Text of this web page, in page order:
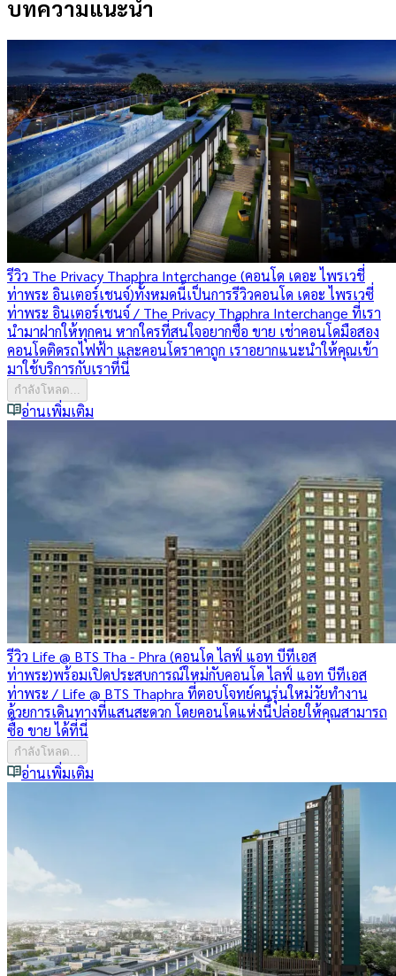
บทความแนะนำ
รีวิว The Privacy Thaphra Interchange (คอนโด เดอะ ไพรเวชี่
ท่าพระ อินเตอร์เชนจ์)ทั้งหมดนี้เป็นการรีวิวคอนโด เดอะ ไพรเวซี่
ท่าพระ อินเตอร์เชนจ์ / The Privacy Thaphra Interchange ที่เรา
นำมาฝากให้ทุกคน หากใครที่สนใจอยากซื้อ ขาย เช่าคอนโดมือสอง
คอนโดติดรถไฟฟ้า และคอนโดราคาถูก เราอยากแนะนำให้คุณเข้า
มาใช้บริการกับเราที่นี่
กำลังโหลด...
อ่านเพิ่มเติม
รีวิว Life @ BTS Tha - Phra (คอนโด ไลฟ์ แอท บีทีเอส
ท่าพระ)พร้อมเปิดประสบการณ์ใหม่กับคอนโด ไลฟ์ แอท บีทีเอส
ท่าพระ / Life @ BTS Thaphra ที่ตอบโจทย์คนรุ่นใหม่วัยทำงาน
ด้วยการเดินทางที่แสนสะดวก โดยคอนโดแห่งนี้ปล่อยให้คุณสามารถ
ซื้อ ขาย ได้ที่นี่
กำลังโหลด...
อ่านเพิ่มเติม